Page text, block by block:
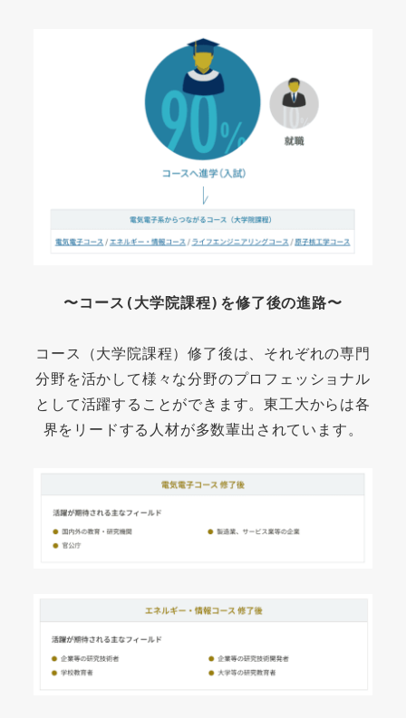
〜コース(大学院課程)を修了後の進路〜
コース（大学院課程）修了後は、それぞれの専門
分野を活かして様々な分野のプロフェッショナル
として活躍することができます。東工大からは各
界をリードする人材が多数輩出されています。